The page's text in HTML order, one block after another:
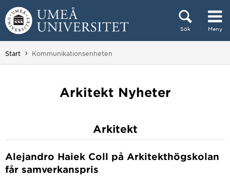
Hoppa direkt till innehållet
Sök Meny
Huvudmenyn dold.
Start Du är här:
Kommunikationsenheten
Arkitekt Nyheter
Arkitekt
Alejandro Haiek Coll på Arkitekthögskolan
får samverkanspris